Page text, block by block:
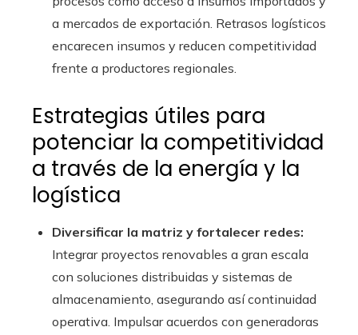
a mercados de exportación. Retrasos logísticos
encarecen insumos y reducen competitividad
frente a productores regionales.
Estrategias útiles para
potenciar la competitividad
a través de la energía y la
logística
Diversificar la matriz y fortalecer redes:
Integrar proyectos renovables a gran escala
con soluciones distribuidas y sistemas de
almacenamiento, asegurando así continuidad
operativa. Impulsar acuerdos con generadoras